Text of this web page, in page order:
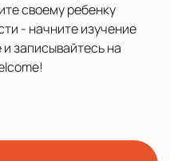
своему ребенку
- начните изучение
записывайтесь на